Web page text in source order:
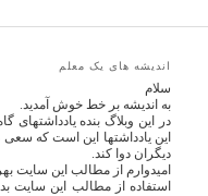
اندیشه های یک معلم
سلام
به اندیشه بر خط خوش آمدید.
در این وبلاگ بنده
این یادداشتها این است که
دیگران دوا کند.
امیدوارم از مطالب این سایت
استفاده از مطالب این سایت